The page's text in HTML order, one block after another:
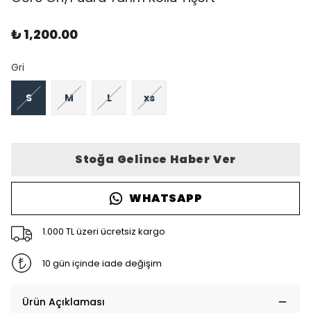
₺ 1,200.00
Gri
S M L xs
Stoğa Gelince Haber Ver
WHATSAPP
1.000 TL üzeri ücretsiz kargo
10 gün içinde iade değişim
Ürün Açıklaması